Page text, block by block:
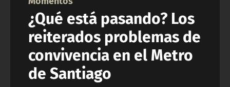
¿Qué está pasando? Los
reiterados problemas de
convivencia en el Metro
de Santiago